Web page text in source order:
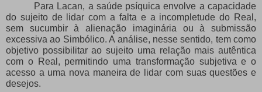
Para Lacan, a saúde psíquica envolve a capacidade
do sujeito de lidar com a falta e a incompletude do Real,
sem sucumbir à alienação imaginária ou à submissão
excessiva ao Simbólico. A análise, nesse sentido, tem como
objetivo possibilitar ao sujeito uma relação mais autêntica
com o Real, permitindo uma transformação subjetiva e o
acesso a uma nova maneira de lidar com suas questões e
desejos.